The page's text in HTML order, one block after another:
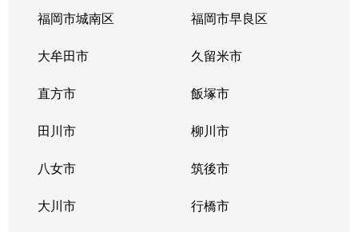
福岡市城南区 福岡市早良区
大牟田市 久留米市
直方市 飯塚市
田川市 柳川市
八女市 筑後市
大川市 行橋市